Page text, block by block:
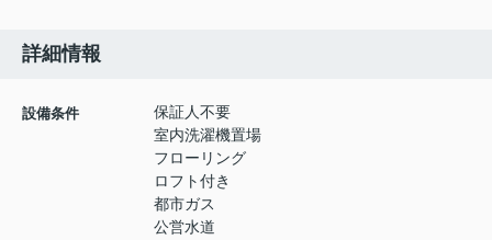
詳細情報
設備条件
保証人不要
室内洗濯機置場
フローリング
ロフト付き
都市ガス
公営水道